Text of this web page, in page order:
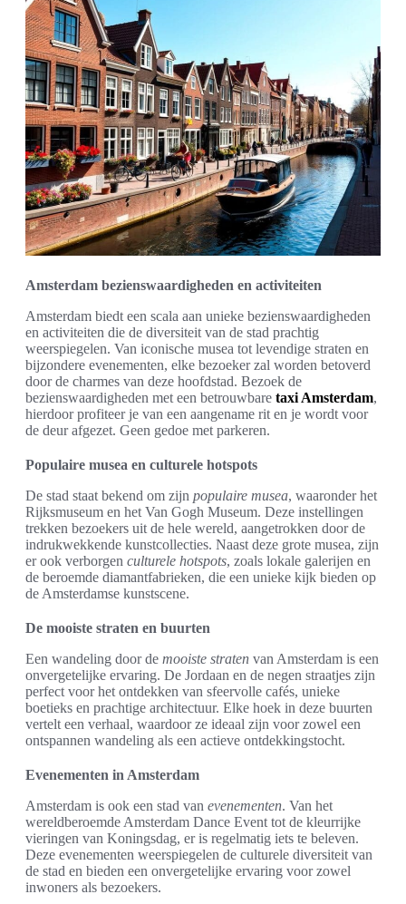
Amsterdam bezienswaardigheden en activiteiten
Amsterdam biedt een scala aan unieke bezienswaardigheden
en activiteiten die de diversiteit van de stad prachtig
weerspiegelen. Van iconische musea tot levendige straten en
bijzondere evenementen, elke bezoeker zal worden betoverd
door de charmes van deze hoofdstad. Bezoek de
bezienswaardigheden met een betrouwbare taxi Amsterdam,
hierdoor profiteer je van een aangename rit en je wordt voor
de deur afgezet. Geen gedoe met parkeren.
Populaire musea en culturele hotspots
De stad staat bekend om zijn populaire musea, waaronder het
Rijksmuseum en het Van Gogh Museum. Deze instellingen
trekken bezoekers uit de hele wereld, aangetrokken door de
indrukwekkende kunstcollecties. Naast deze grote musea, zijn
er ook verborgen culturele hotspots, zoals lokale galerijen en
de beroemde diamantfabrieken, die een unieke kijk bieden op
de Amsterdamse kunstscene.
De mooiste straten en buurten
Een wandeling door de mooiste straten van Amsterdam is een
onvergetelijke ervaring. De Jordaan en de negen straatjes zijn
perfect voor het ontdekken van sfeervolle cafés, unieke
boetieks en prachtige architectuur. Elke hoek in deze buurten
vertelt een verhaal, waardoor ze ideaal zijn voor zowel een
ontspannen wandeling als een actieve ontdekkingstocht.
Evenementen in Amsterdam
Amsterdam is ook een stad van evenementen. Van het
wereldberoemde Amsterdam Dance Event tot de kleurrijke
vieringen van Koningsdag, er is regelmatig iets te beleven.
Deze evenementen weerspiegelen de culturele diversiteit van
de stad en bieden een onvergetelijke ervaring voor zowel
inwoners als bezoekers.